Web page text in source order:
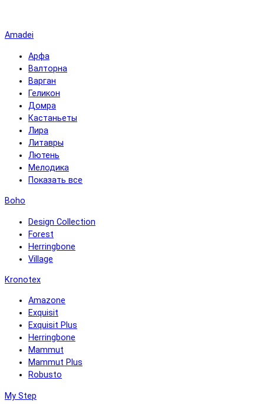
Amadei
Арфа
Валторна
Варган
Геликон
Домра
Кастаньеты
Лира
Литавры
Лютень
Мелодика
Показать все
Boho
Design Collection
Forest
Herringbone
Village
Kronotex
Amazone
Exquisit
Exquisit Plus
Herringbone
Mammut
Mammut Plus
Robusto
My Step